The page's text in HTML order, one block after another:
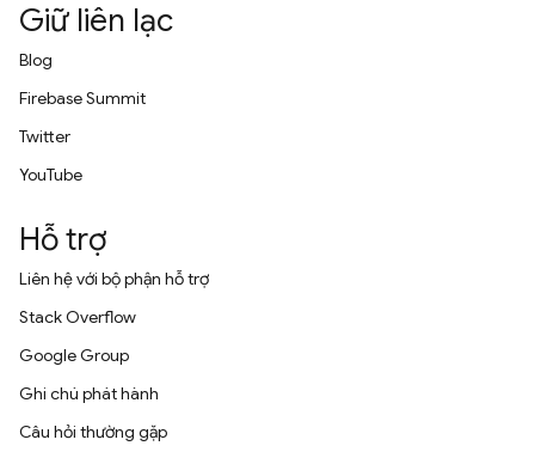
Giữ liên lạc
Blog
Firebase Summit
Twitter
YouTube
Hỗ trợ
Liên hệ với bộ phận hỗ trợ
Stack Overflow
Google Group
Ghi chú phát hành
Câu hỏi thường gặp